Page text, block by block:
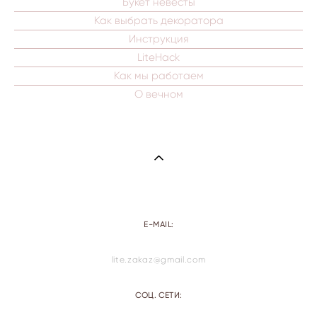
Как выбрать декоратора
Инструкция
LiteHack
Как мы работаем
О вечном
E-MAIL:
lite.zakaz@gmail.com
СОЦ. СЕТИ: